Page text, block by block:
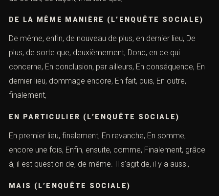
DE LA MÊME MANIÈRE (L’ENQUÊTE SOCIALE)
De même, enfin, de nouveau de plus, en dernier lieu, De
plus, de sorte que, deuxièmement, Donc, en ce qui
concerne, En conclusion, par ailleurs, En conséquence, En
dernier lieu, dommage encore, En fait, puis, En outre,
finalement,
EN PARTICULIER (L’ENQUÊTE SOCIALE)
En premier lieu, finalement, En revanche, En somme,
encore une fois, Enfin, ensuite, comme, Finalement, grâce
à, il est question de, de même. Il s’agit de, il y a aussi,
MAIS (L’ENQUÊTE SOCIALE)